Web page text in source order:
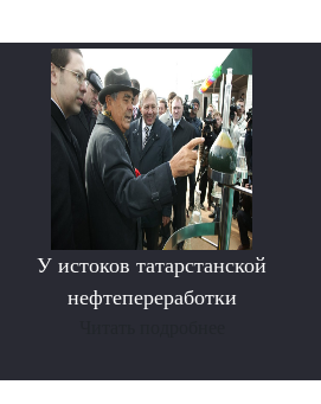
У истоков татарстанской
нефтепереработки